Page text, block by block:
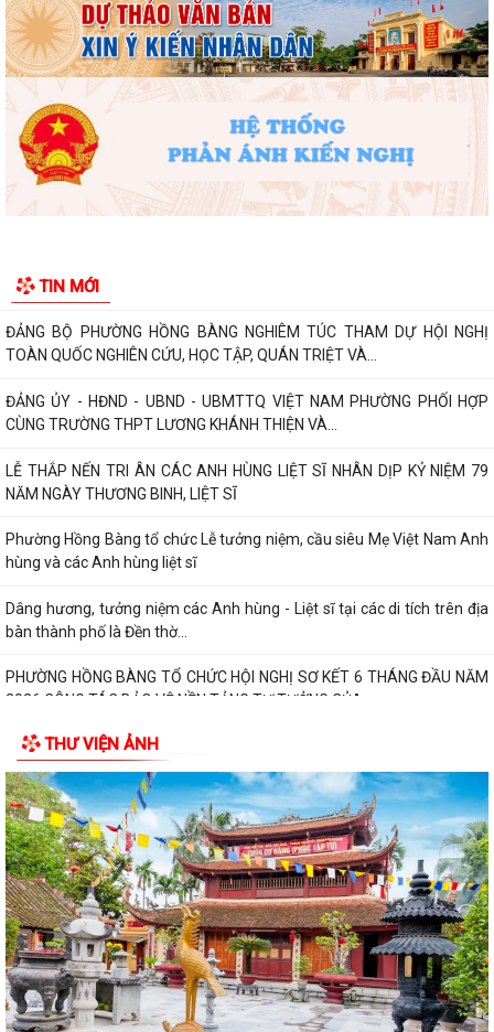
TIN MỚI
nền tảng tư tưởng của Đảng năm...
PHƯỜNG HỒNG BÀNG NÂNG CAO CHẤT LƯỢNG SINH HOẠT CHI BỘ TỪ
CƠ SỞ
Trường Tiểu học Đinh Tiên Hoàng (phường Hồng Bàng) tăng kiến thức,
kỹ năng phòng chống đuối nước...
Phường Hồng Bàng tập huấn kiến thức về an toàn thực phẩm cho các
cơ sở kinh doanh dịch vụ ăn uống,...
KẾT CÔNG TÁC HỘI 6 THÁNG ĐẦU NĂM 2026
ĐẢNG BỘ PHƯỜNG HỒNG BÀNG NGHIÊM TÚC THAM DỰ HỘI NGHỊ
TOÀN QUỐC NGHIÊN CỨU, HỌC TẬP, QUÁN TRIỆT VÀ...
ĐẢNG ỦY - HĐND - UBND - UBMTTQ VIỆT NAM PHƯỜNG PHỐI HỢP
CÙNG TRƯỜNG THPT LƯƠNG KHÁNH THIỆN VÀ...
LỄ THẮP NẾN TRI ÂN CÁC ANH HÙNG LIỆT SĨ NHÂN DỊP KỶ NIỆM 79
NĂM NGÀY THƯƠNG BINH, LIỆT SĨ
Phường Hồng Bàng tổ chức Lễ tưởng niệm, cầu siêu Mẹ Việt Nam Anh
hùng và các Anh hùng liệt sĩ
Dâng hương, tưởng niệm các Anh hùng - Liệt sĩ tại các di tích trên địa
bàn thành phố là Đền thờ...
PHƯỜNG HỒNG BÀNG TỔ CHỨC HỘI NGHỊ SƠ KẾT 6 THÁNG ĐẦU NĂM
2026 CÔNG TÁC BẢO VỆ NỀN TẢNG TƯ TƯỞNG CỦA...
Hội Cựu CAND phường Hồng Bàng đi thăm, tặng quà các gia đình
thương binh, thân nhân liệt sỹ CAND
Phường Hồng Bàng phát huy vai trò, nâng cao hiệu lực, hiệu quả hoạt
động của bộ máy chính quyền cơ...
TUỔI TRẺ PHƯỜNG HỒNG BÀNG TỔ CHỨC CHƯƠNG TRÌNH NÓI
CHUYỆN TRUYỀN THỐNG NHÂN KỶ NIỆM 79 NĂM NGÀY...
Đồng chí Nguyễn Văn Tuấn, Bí thư Đảng ủy phường Hồng Bàng được
Chủ tịch UBND thành phố tặng Bằng...
Đoàn lãnh đạo Đảng uỷ - HĐND - UBND - UBMTQ Việt Nam phường
THƯ VIỆN ẢNH